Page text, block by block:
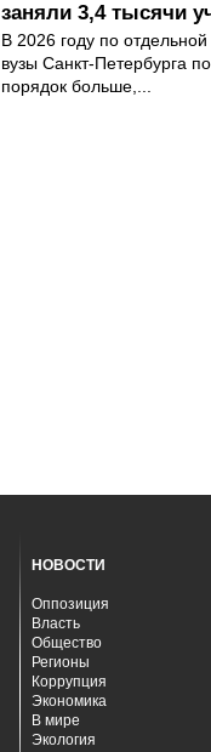
заняли 3,4 тысячи
В 2026 году по
вузы Санкт-Петербурга
порядок больше,...
НОВОСТИ
Оппозиция
Власть
Общество
Регионы
Коррупция
Экономика
В мире
Экология